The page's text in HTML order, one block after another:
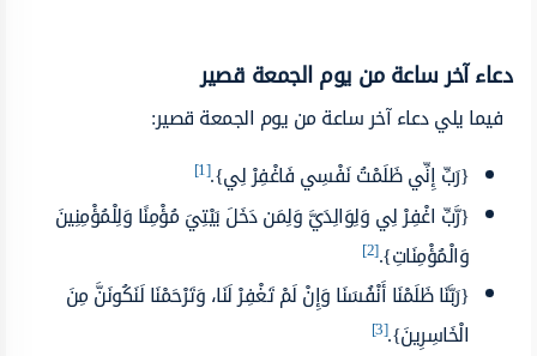
دعاء آخر ساعة من يوم الجمعة قصير
فيما يلي دعاء آخر ساعة من يوم الجمعة قصير:
{رَبِّ إِنِّي ظَلَمْتُ نَفْسِي فَاغْفِرْ لِي}.[1]
{رَّبِّ اغْفِرْ لِي وَلِوَالِدَيَّ وَلِمَن دَخَلَ بَيْتِيَ مُؤْمِنًا وَلِلْمُؤْمِنِينَ
وَالْمُؤْمِنَاتِ}.[2]
{رَبَّنَا ظَلَمْنَا أَنْفُسَنَا وَإِنْ لَمْ تَغْفِرْ لَنَا، وَتَرْحَمْنَا لَنَكُونَنَّ مِنَ
الْخَاسِرِينَ}.[3]